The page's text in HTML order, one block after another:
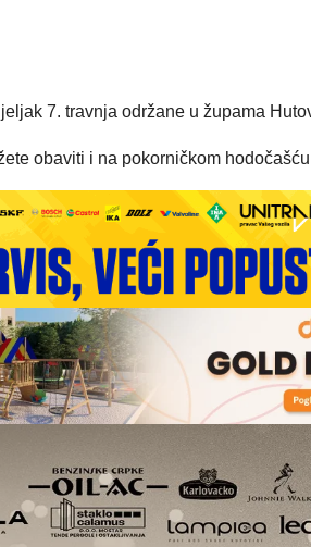
7. travnja održane u župama
obaviti i na pokorničkom